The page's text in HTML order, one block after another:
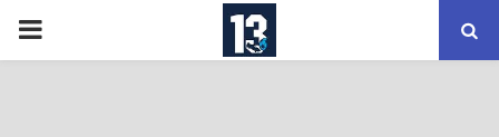
PRIMARY